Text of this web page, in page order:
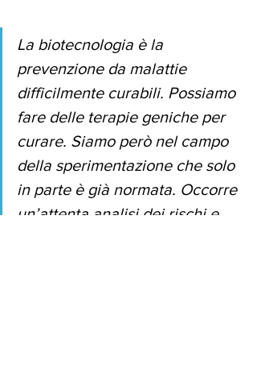
La biotecnologia è la
prevenzione da malattie
difficilmente curabili. Possiamo
fare delle terapie geniche per
curare. Siamo però nel campo
della sperimentazione che solo
in parte è già normata. Occorre
un’attenta analisi dei rischi e